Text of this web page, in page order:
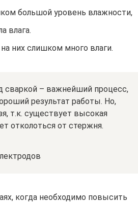
большой уровень влажности,
влага.
них слишком много влаги.
сваркой – важнейший процесс,
результат работы. Но,
т.к. существует высокая
отколоться от стержня.
когда необходимо повысить